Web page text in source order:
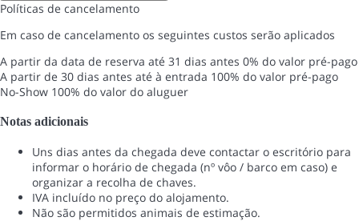
Políticas de cancelamento
Em caso de cancelamento os seguintes custos serão aplicados
A partir da data de reserva até 31 dias antes 0% do valor pré-pago
A partir de 30 dias antes até à entrada 100% do valor pré-pago
No-Show 100% do valor do aluguer
Notas adicionais
Uns dias antes da chegada deve contactar o escritório para
informar o horário de chegada (nº vôo / barco em caso) e
organizar a recolha de chaves.
IVA incluído no preço do alojamento.
Não são permitidos animais de estimação.